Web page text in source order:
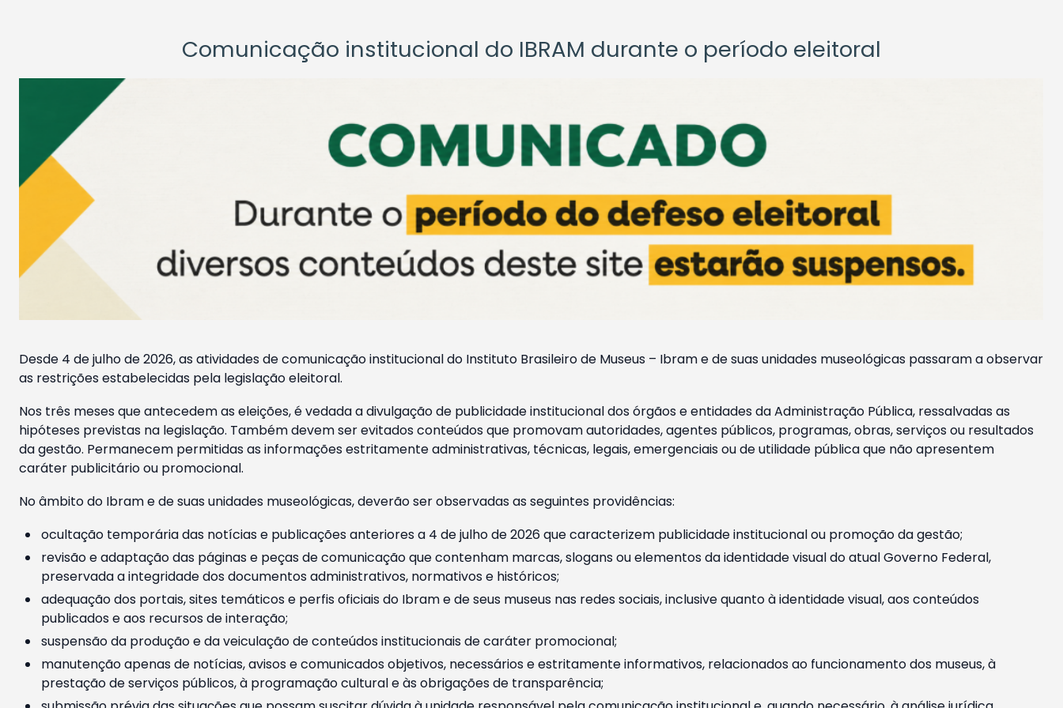
Comunicação institucional do IBRAM durante o período eleitoral
Desde 4 de julho de 2026, as atividades de comunicação institucional do Instituto Brasileiro de Museus – Ibram e de suas unidades museológicas passaram a observar
as restrições estabelecidas pela legislação eleitoral.
Nos três meses que antecedem as eleições, é vedada a divulgação de publicidade institucional dos órgãos e entidades da Administração Pública, ressalvadas as
hipóteses previstas na legislação. Também devem ser evitados conteúdos que promovam autoridades, agentes públicos, programas, obras, serviços ou resultados
da gestão. Permanecem permitidas as informações estritamente administrativas, técnicas, legais, emergenciais ou de utilidade pública que não apresentem
caráter publicitário ou promocional.
No âmbito do Ibram e de suas unidades museológicas, deverão ser observadas as seguintes providências:
ocultação temporária das notícias e publicações anteriores a 4 de julho de 2026 que caracterizem publicidade institucional ou promoção da gestão;
revisão e adaptação das páginas e peças de comunicação que contenham marcas, slogans ou elementos da identidade visual do atual Governo Federal,
preservada a integridade dos documentos administrativos, normativos e históricos;
adequação dos portais, sites temáticos e perfis oficiais do Ibram e de seus museus nas redes sociais, inclusive quanto à identidade visual, aos conteúdos
publicados e aos recursos de interação;
suspensão da produção e da veiculação de conteúdos institucionais de caráter promocional;
manutenção apenas de notícias, avisos e comunicados objetivos, necessários e estritamente informativos, relacionados ao funcionamento dos museus, à
prestação de serviços públicos, à programação cultural e às obrigações de transparência;